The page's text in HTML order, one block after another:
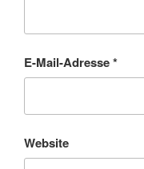
E-Mail-Adresse*
Website